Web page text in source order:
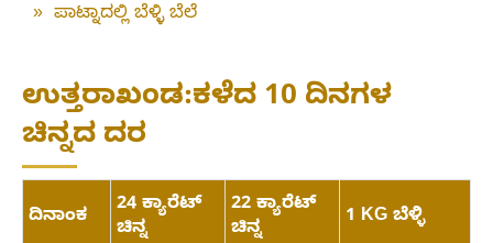
» ಪಾಟ್ನಾದಲ್ಲಿ ಬೆಳ್ಳಿ ಬೆಲೆ
ಉತ್ತರಾಖಂಡ:ಕಳೆದ 10 ದಿನಗಳ
ಚಿನ್ನದ ದರ
ದಿನಾಂಕ
24 ಕ್ಯಾರೆಟ್
ಚಿನ್ನ
22 ಕ್ಯಾರೆಟ್
ಚಿನ್ನ
1 KG ಬೆಳ್ಳಿ